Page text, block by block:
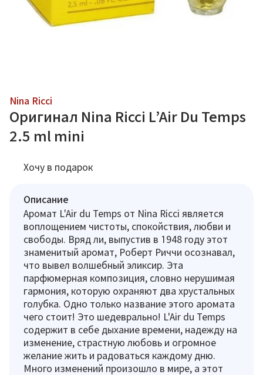
Nina Ricci
Оригинал Nina Ricci L’Air Du Temps
2.5 ml mini
Хочу в подарок
Описание
Аромат L'Air du Temps от Nina Ricci является
воплощением чистоты, спокойствия, любви и
свободы. Вряд ли, выпустив в 1948 году этот
знаменитый аромат, Роберт Риччи осознавал,
что вывел волшебный эликсир. Эта
парфюмерная композиция, словно нерушимая
гармония, которую охраняют два хрустальных
голубка. Одно только название этого аромата
чего стоит! Это шедеврально! L'Air du Temps
содержит в себе дыхание времени, надежду на
изменение, страстную любовь и огромное
желание жить и радоваться каждому дню.
Много изменений произошло в мире, а этот